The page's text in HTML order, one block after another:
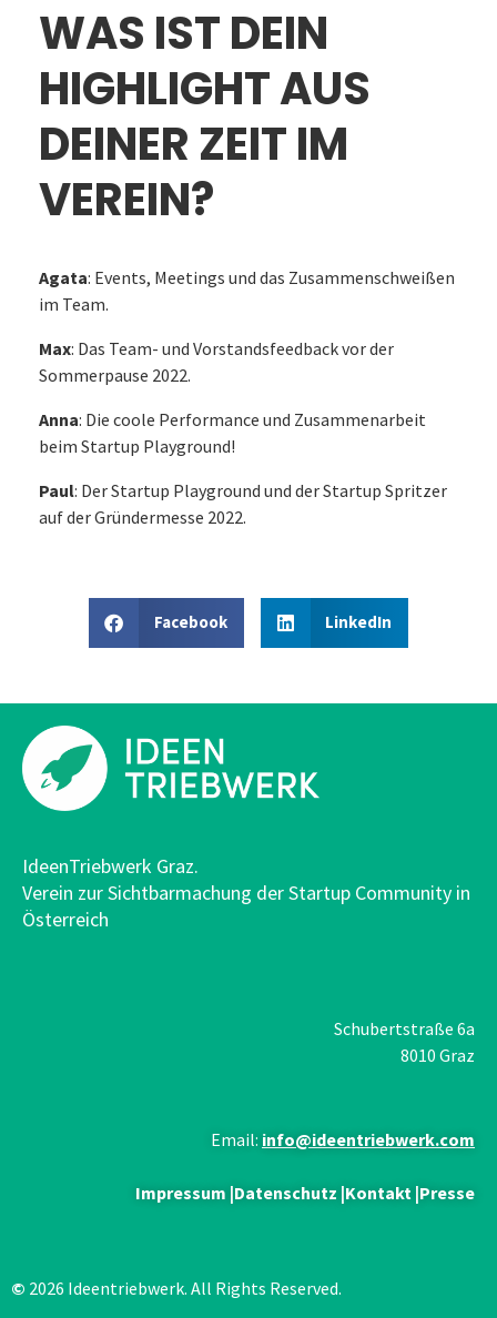
WAS IST DEIN
HIGHLIGHT AUS
DEINER ZEIT IM
VEREIN?
Agata: Events, Meetings und das Zusammenschweißen
im Team.
Max: Das Team- und Vorstandsfeedback vor der
Sommerpause 2022.
Anna: Die coole Performance und Zusammenarbeit
beim Startup Playground!
Paul: Der Startup Playground und der Startup Spritzer
auf der Gründermesse 2022.
Facebook LinkedIn
IdeenTriebwerk Graz.
Verein zur Sichtbarmachung der Startup Community in
Österreich
Schubertstraße 6a
8010 Graz
Email: info@ideentriebwerk.com
Impressum |Datenschutz |Kontakt |Presse
© 2026 Ideentriebwerk. All Rights Reserved.